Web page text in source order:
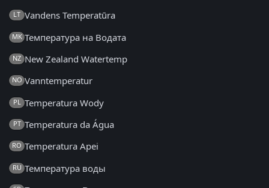
LT Vandens Temperatūra
MK Температура на Водата
NZ New Zealand Watertemp
NO Vanntemperatur
PL Temperatura Wody
PT Temperatura da Água
RO Temperatura Apei
RU Температура воды